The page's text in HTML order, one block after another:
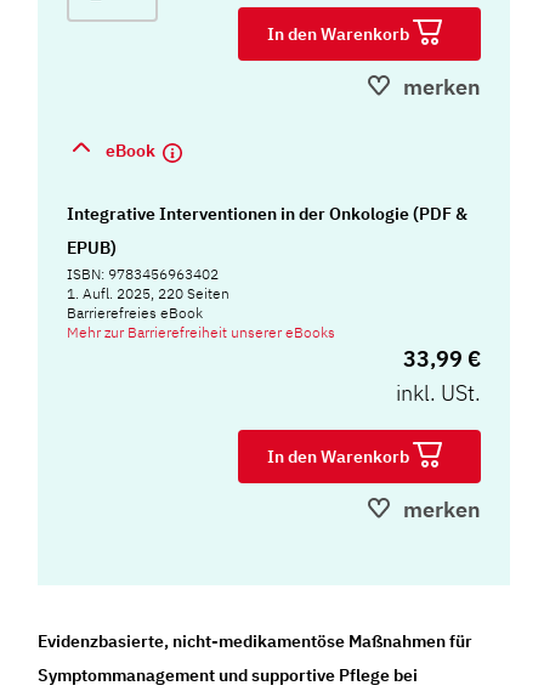
In den Warenkorb
merken
eBook
Integrative Interventionen in der Onkologie (PDF &
EPUB)
ISBN: 9783456963402
1. Aufl. 2025, 220 Seiten
Barrierefreies eBook
Mehr zur Barrierefreiheit unserer eBooks
33,99 €
inkl. USt.
In den Warenkorb
merken
Evidenzbasierte, nicht-medikamentöse Maßnahmen für
Symptommanagement und supportive Pflege bei